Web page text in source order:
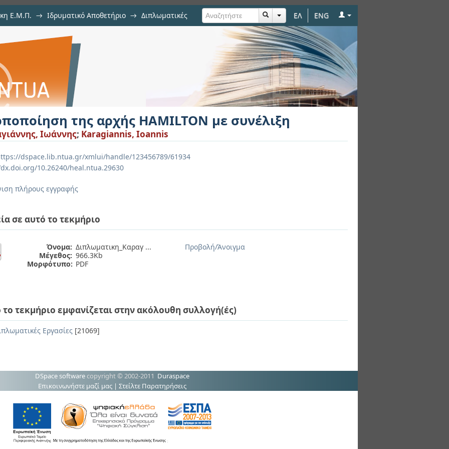
ΕΛ ENG
Ε.Μ.Π. → Ιδρυματικό Αποθετήριο → Διπλωματικές
HAMILTON με συνέλιξη
της αρχής HAMILTON με συνέλιξη
Ιωάννης; Karagiannis, Ioannis
dspace.lib.ntua.gr/xmlui/handle/123456789/61934
10.26240/heal.ntua.29630
πλήρους εγγραφής
σε αυτό το τεκμήριο
Όνομα: Διπλωματικη_Καραγ ...
Μέγεθος: 966.3Kb
Μορφότυπο: PDF
Προβολή/Άνοιγμα
το τεκμήριο εμφανίζεται στην ακόλουθη συλλογή(ές)
Εργασίες [21069]
DSpace software copyright © 2002-2011 Duraspace
Επικοινωνήστε μαζί μας | Στείλτε Παρατηρήσεις